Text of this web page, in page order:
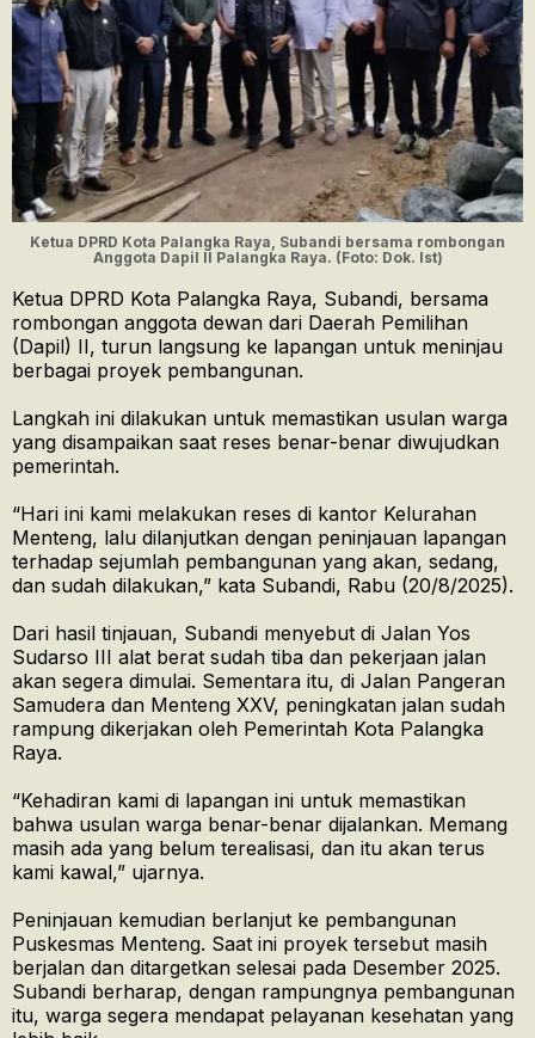
Ketua DPRD Kota Palangka Raya, Subandi bersama rombongan
Anggota Dapil II Palangka Raya. (Foto: Dok. Ist)
Ketua DPRD Kota Palangka Raya, Subandi, bersama
rombongan anggota dewan dari Daerah Pemilihan
(Dapil) II, turun langsung ke lapangan untuk meninjau
berbagai proyek pembangunan.
Langkah ini dilakukan untuk memastikan usulan warga
yang disampaikan saat reses benar-benar diwujudkan
pemerintah.
“Hari ini kami melakukan reses di kantor Kelurahan
Menteng, lalu dilanjutkan dengan peninjauan lapangan
terhadap sejumlah pembangunan yang akan, sedang,
dan sudah dilakukan,” kata Subandi, Rabu (20/8/2025).
Dari hasil tinjauan, Subandi menyebut di Jalan Yos
Sudarso III alat berat sudah tiba dan pekerjaan jalan
akan segera dimulai. Sementara itu, di Jalan Pangeran
Samudera dan Menteng XXV, peningkatan jalan sudah
rampung dikerjakan oleh Pemerintah Kota Palangka
Raya.
“Kehadiran kami di lapangan ini untuk memastikan
bahwa usulan warga benar-benar dijalankan. Memang
masih ada yang belum terealisasi, dan itu akan terus
kami kawal,” ujarnya.
Peninjauan kemudian berlanjut ke pembangunan
Puskesmas Menteng. Saat ini proyek tersebut masih
berjalan dan ditargetkan selesai pada Desember 2025.
Subandi berharap, dengan rampungnya pembangunan
itu, warga segera mendapat pelayanan kesehatan yang